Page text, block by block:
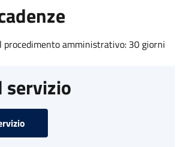
procedimento amministrativo: 30 giorni
servizio